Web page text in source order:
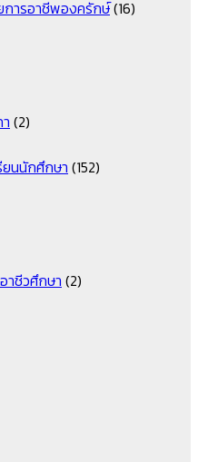
การอาชีพองครักษ์(16)
(2)
ยนนักศึกษา (152)
าชีวศึกษา (2)